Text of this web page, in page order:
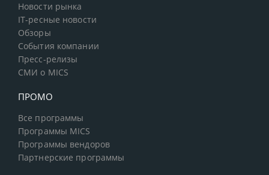
Новости рынка
IT-ресные новости
Обзоры
События компании
Пресс-релизы
СМИ о MICS
ПРОМО
Все программы
Программы MICS
Программы вендоров
Партнерские программы